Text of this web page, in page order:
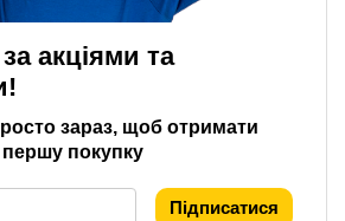
акціями та
зараз, щоб отримати
першу покупку
Підписатися